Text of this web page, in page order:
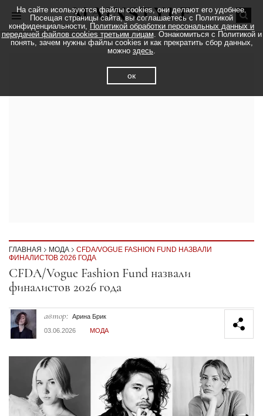
ГЛАВНАЯ МОДА
CFDA/VOGUE FASHION FUND НАЗВАЛИ
ФИНАЛИСТОВ 2026 ГОДА
Секция статей
CFDA/Vogue Fashion Fund назвали
финалистов 2026 года
автор: Арина Брик
03.06.2026
МОДА
На сайте исользуются файлы cookies, они делают его удобнее.
Посещая страницы сайта, вы соглашаетесь с Политикой
конфиденциальности, Политикой обработки персональных данных и
передачей файлов cookies третьим лицам. Ознакомиться с Политикой и
понять, зачем нужны файлы cookies и как прекратить сбор данных,
можно здесь.
ок